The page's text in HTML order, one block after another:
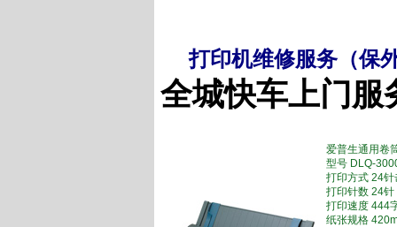
打印机维修服务（保
全城快车上门服
爱普生通用卷
型号 DLQ-
打印方式 24针
打印针数 24针
打印速度 444
纸张规格